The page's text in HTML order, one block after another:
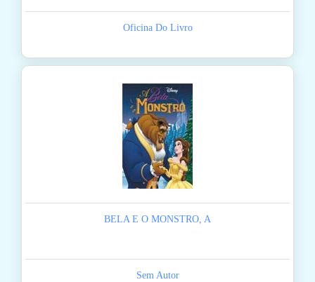
Oficina Do Livro
BELA E O MONSTRO, A
Sem Autor